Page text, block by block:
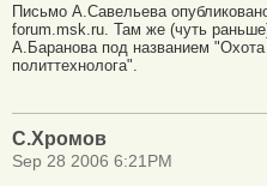
Письмо А.Савельева
forum.msk.ru. Там же (чуть
А.Баранова под названием
политтехнолога".
С.Хромов
Sep 28 2006 6:21PM